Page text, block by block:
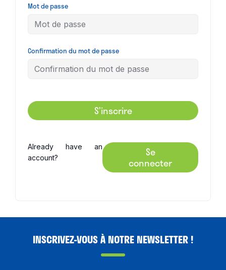
Mot de passe
Confirmation du mot de passe
S’inscrire
Already have an
account?
Se
connecter
INSCRIVEZ-VOUS À NOTRE NEWSLETTER !